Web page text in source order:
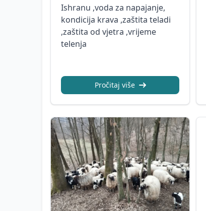
Ishranu ,voda za napajanje,
kondicija krava ,zaštita teladi
,zaštita od vjetra ,vrijeme
telenja
Pročitaj više